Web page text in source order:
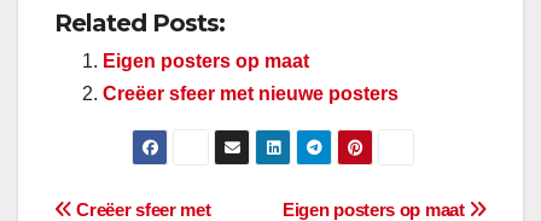
Related Posts:
Eigen posters op maat
Creëer sfeer met nieuwe posters
Eigen posters op maat
Creëer sfeer met